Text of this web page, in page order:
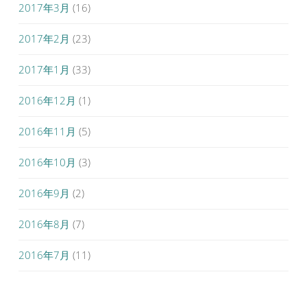
2017年3月 (16)
2017年2月 (23)
2017年1月 (33)
2016年12月 (1)
2016年11月 (5)
2016年10月 (3)
2016年9月 (2)
2016年8月 (7)
2016年7月 (11)